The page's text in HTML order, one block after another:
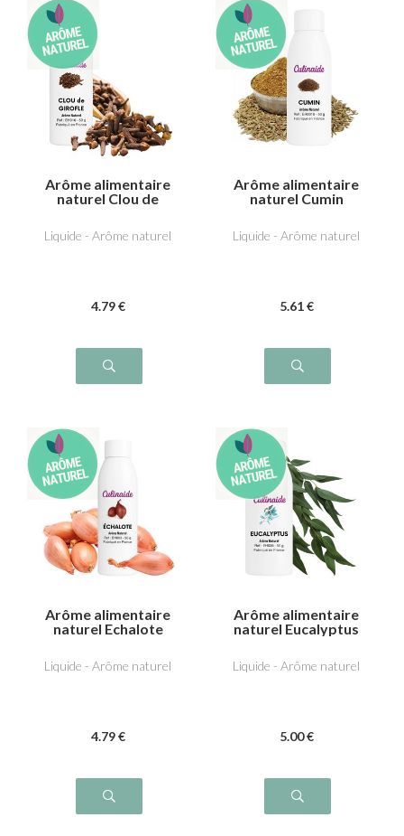
Arôme alimentaire
naturel Clou de
Liquide - Arôme naturel
4.79 €
Arôme alimentaire
naturel Cumin
Liquide - Arôme naturel
5.61 €
Arôme alimentaire
naturel Echalote
Liquide - Arôme naturel
4.79 €
Arôme alimentaire
naturel Eucalyptus
Liquide - Arôme naturel
5.00 €